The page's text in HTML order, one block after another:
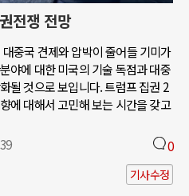
전쟁 전망
중국 견제와 압박이 줄어들 기미가
야에 대한 미국의 기술 독점과 대중
될 것으로 보입니다. 트럼프 집권 2
에 대해서 고민해 보는 시간을 갖고
0
기사수정